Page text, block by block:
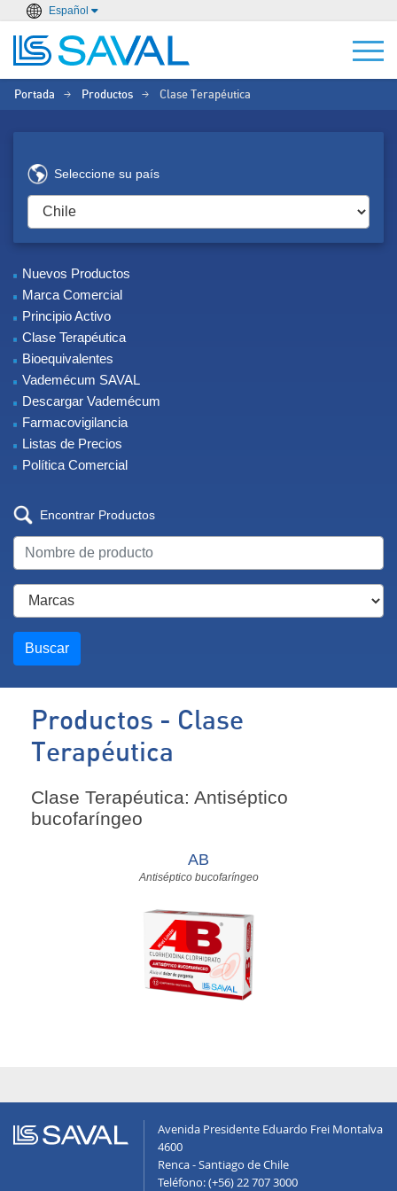
Español
Portada > Productos > Clase Terapéutica
Seleccione su país
Nuevos Productos
Marca Comercial
Principio Activo
Clase Terapéutica
Bioequivalentes
Vademécum SAVAL
Descargar Vademécum
Farmacovigilancia
Listas de Precios
Política Comercial
Encontrar Productos
Buscar
Productos - Clase
Terapéutica
Clase Terapéutica: Antiséptico
bucofaríngeo
AB
Antiséptico bucofaríngeo
Avenida Presidente Eduardo Frei Montalva
4600
Renca - Santiago de Chile
Teléfono: (+56) 22 707 3000